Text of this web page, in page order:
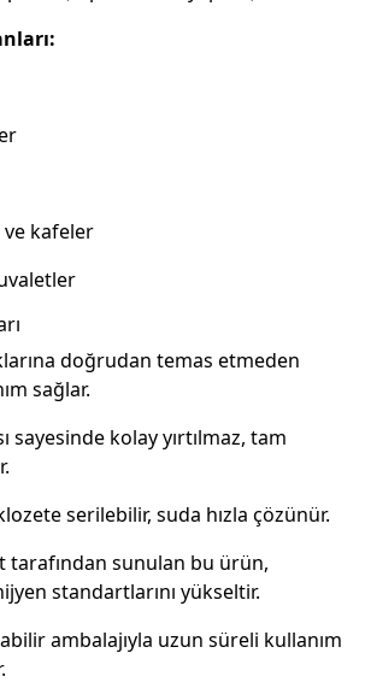
kafeler
doğrudan temas etmeden
sağlar.
sayesinde kolay yırtılmaz, tam
serilebilir, suda hızla çözünür.
tarafından sunulan bu ürün,
standartlarını yükseltir.
ambalajıyla uzun süreli kullanım